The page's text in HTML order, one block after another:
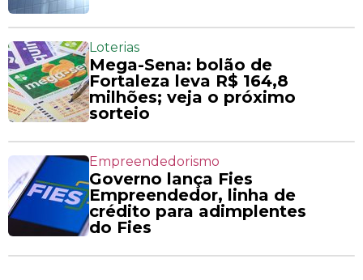
Loterias
Mega-Sena: bolão de
Fortaleza leva R$ 164,8
milhões; veja o próximo
sorteio
Empreendedorismo
Governo lança Fies
Empreendedor, linha de
crédito para adimplentes
do Fies